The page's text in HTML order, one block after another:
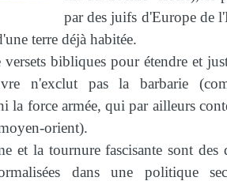
par des juifs d'Europe de
terre déjà habitée.
versets bibliques pour étendre et
n'exclut pas la barbarie
la force armée, qui par ailleurs
orient).
et la tournure fascisante sont des
dans une politique